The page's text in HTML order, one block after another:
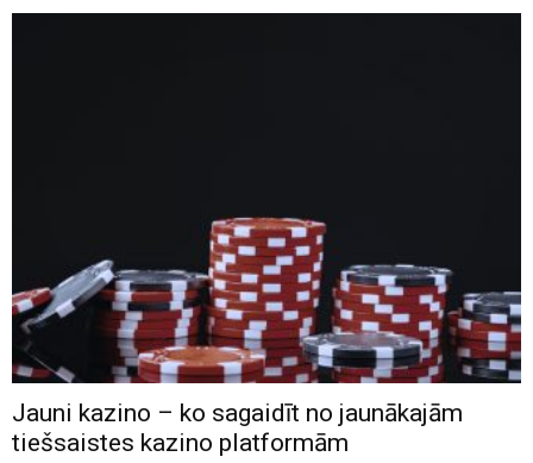
Jauni kazino – ko sagaidīt no jaunākajām
tiešsaistes kazino platformām